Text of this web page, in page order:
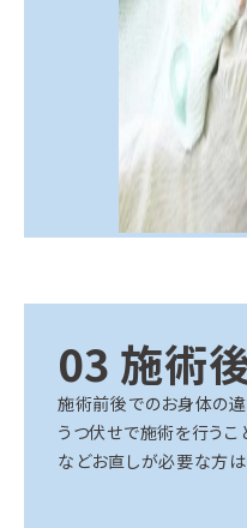
03 施術
施術前後でのお身体の違
うつ伏せで施術を行うこ
などお直しが必要な方は